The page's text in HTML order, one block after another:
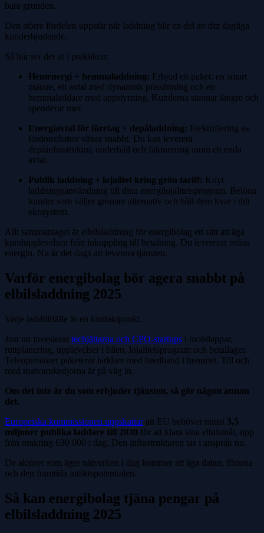
bara grunden.
Den större fördelen uppstår när laddning blir en del av ditt dagliga
kunderbjudande.
Så här ser det ut i praktiken:
Hemenergi + hemmaladdning: Erbjud ett paket: en smart
mätare, ett avtal med dynamisk prissättning och en
hemmaladdare med appstyrning. Kunderna stannar längre och
spenderar mer.
Energiavtal för företag + depåladdning: Elektrifiering av
fordonsflottor växer snabbt. Du kan leverera
depåinfrastruktur, underhåll och fakturering inom ett enda
avtal.
Publik laddning + lojalitet kring grön tariff: Knyt
laddningsanvändning till dina energilojalitetsprogram. Belöna
kunder som väljer grönare alternativ och håll dem kvar i ditt
ekosystem.
Allt sammantaget är elbilsladdning för energibolag ett sätt att äga
kundupplevelsen från inkoppling till betalning. Du levererar redan
energin. Nu är det dags att leverera tjänsten.
Varför energibolag bör agera snabbt på
elbilsladdning 2025
Varje laddtillfälle är en kontaktpunkt.
Just nu investerar techjättarna och CPO-startups i mobilappar,
ruttplanering, upplevelser i bilen, lojalitetsprogram och betallager.
Teleoperatörer paketerar laddare med bredband i hemmet. Till och
med matvarukedjorna är på väg in.
Om det inte är du som erbjuder tjänsten, så gör någon annan
det.
Europeiska kommissionen uppskattaratt EU behöver minst 3,5
miljoner publika laddare till 2030 för att klara sina elbilsmål, upp
från omkring 630 000 i dag. Den infrastrukturen tas i anspråk nu.
De aktörer som äger nätverken i dag kommer att äga datan, förarna
och den framtida intäktspotentialen.
Så kan energibolag tjäna pengar på
elbilsladdning 2025